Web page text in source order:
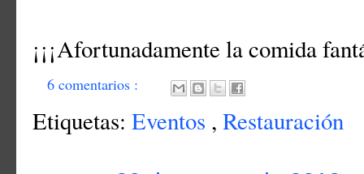
¡¡¡Afortunadamente la comida
6 comentarios :
Etiquetas: Eventos , Restauración